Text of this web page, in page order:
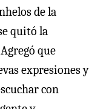
de la
quitó la
que
expresiones y
con